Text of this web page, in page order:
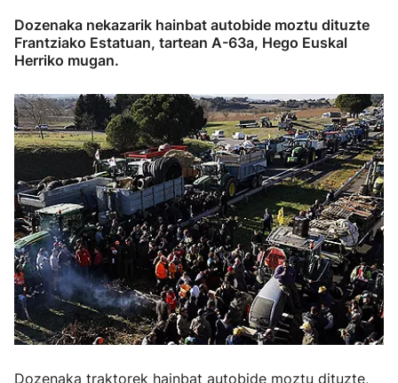
Dozenaka nekazarik hainbat autobide moztu dituzte
Frantziako Estatuan, tartean A-63a, Hego Euskal
Herriko mugan.
Dozenaka traktorek hainbat autobide moztu dituzte,